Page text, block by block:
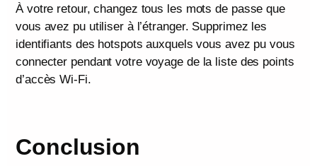
À votre retour, changez tous les mots de passe que
vous avez pu utiliser à l’étranger. Supprimez les
identifiants des hotspots auxquels vous avez pu vous
connecter pendant votre voyage de la liste des points
d’accès Wi-Fi.
Conclusion